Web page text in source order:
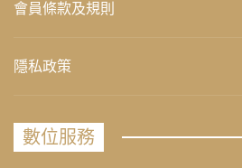
會員條款及規則
隱私政策
數位服務